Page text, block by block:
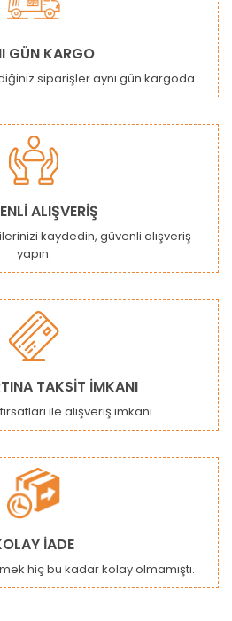
Yorum Yaz
bilgiler bulunuyor.
bulunuyor.
olmalı.
Gönder
GÜN KARGO
siparişler aynı gün kargoda.
ALIŞVERİŞ
kaydedin, güvenli alışveriş
yapın.
TAKSİT İMKANI
ile alışveriş imkanı
İADE
hiç bu kadar kolay olmamıştı.